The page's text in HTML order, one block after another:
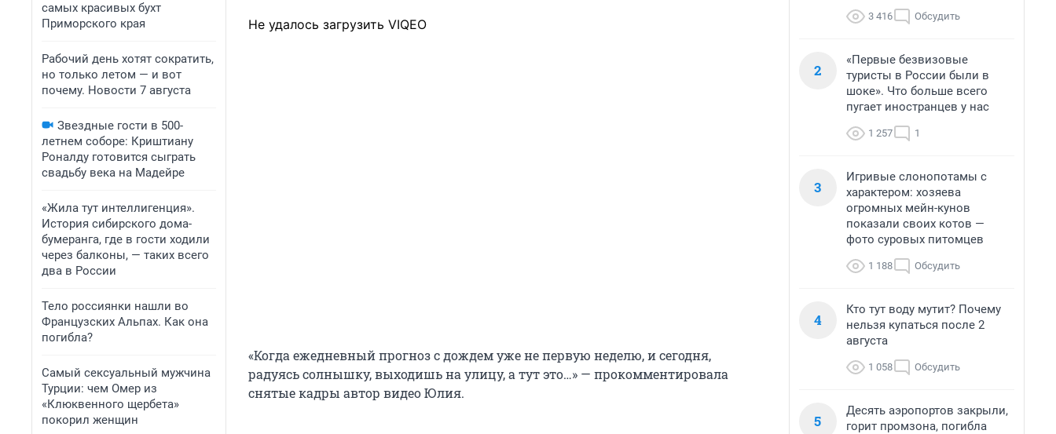
самых красивых бухт
Приморского края
Рабочий день хотят сократить,
но только летом — и вот
почему. Новости 7 августа
Звездные гости в 500-
летнем соборе: Криштиану
Роналду готовится сыграть
свадьбу века на Мадейре
«Жила тут интеллигенция».
История сибирского дома-
бумеранга, где в гости ходили
через балконы, — таких всего
два в России
Тело россиянки нашли во
Французских Альпах. Как она
погибла?
Самый сексуальный мужчина
Турции: чем Омер из
«Клюквенного щербета»
покорил женщин
Не удалось загрузить VIQEO
«Когда ежедневный прогноз с дождем уже не первую неделю, и сегодня,
радуясь солнышку, выходишь на улицу, а тут это…» — прокомментировала
снятые кадры автор видео Юлия.
3 416 Обсудить
2
«Первые безвизовые
туристы в России были в
шоке». Что больше всего
пугает иностранцев у нас
1 257 1
3
Игривые слонопотамы с
характером: хозяева
огромных мейн-кунов
показали своих котов —
фото суровых питомцев
1 188 Обсудить
4
Кто тут воду мутит? Почему
нельзя купаться после 2
августа
1 058 Обсудить
5
Десять аэропортов закрыли,
горит промзона, погибла